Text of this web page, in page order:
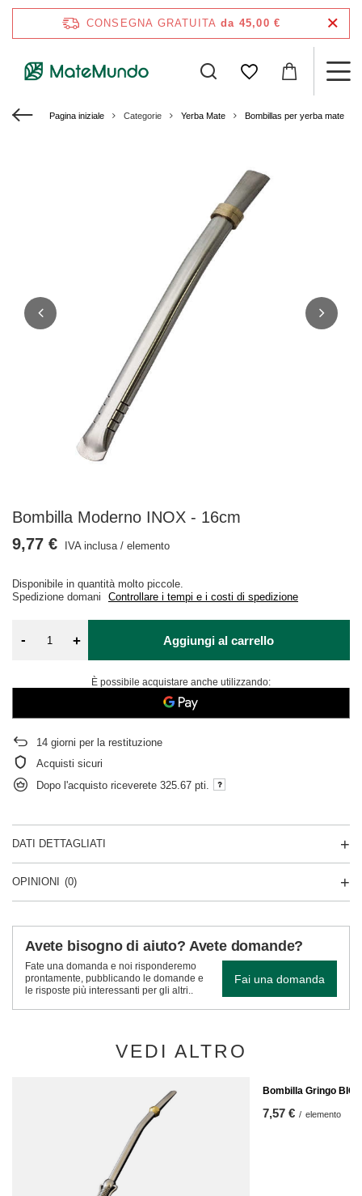
CONSEGNA GRATUITA da 45,00 €
Pagina iniziale Categorie Yerba Mate Bombillas per yerba mate
Bombilla Moderno INOX - 16cm
Disponibile in quantità molto piccole
Spedizione domani Controllare i tempi e i costi di spedizione
9,77 € IVA inclusa/ elemento
- + Aggiungi al carrello
È possibile acquistare anche utilizzando:
14 giorni per la restituzione
Acquisti sicuri
Dopo l'acquisto riceverete 325.67 pti.
DATI DETTAGLIATI
OPINIONI (0)
Avete bisogno di aiuto? Avete domande?
Fate una domanda e noi risponderemo
prontamente, pubblicando le domande e
le risposte più interessanti per gli altri..
Fai una domanda
VEDI ALTRO
Bombilla Gringo BIG
7,57 € / elemento